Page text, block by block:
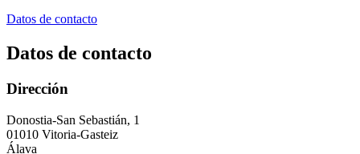
Datos de contacto
Datos de contacto
Dirección
Donostia-San Sebastián, 1
01010 Vitoria-Gasteiz
Álava